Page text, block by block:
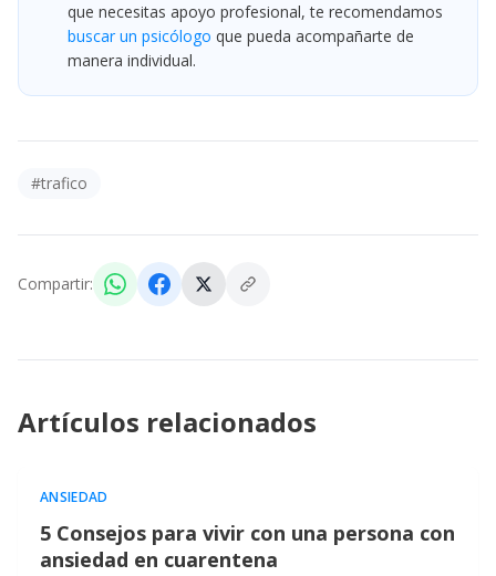
que necesitas apoyo profesional, te recomendamos
buscar un psicólogo que pueda acompañarte de
manera individual.
#trafico
Compartir:
Artículos relacionados
ANSIEDAD
5 Consejos para vivir con una persona con
ansiedad en cuarentena